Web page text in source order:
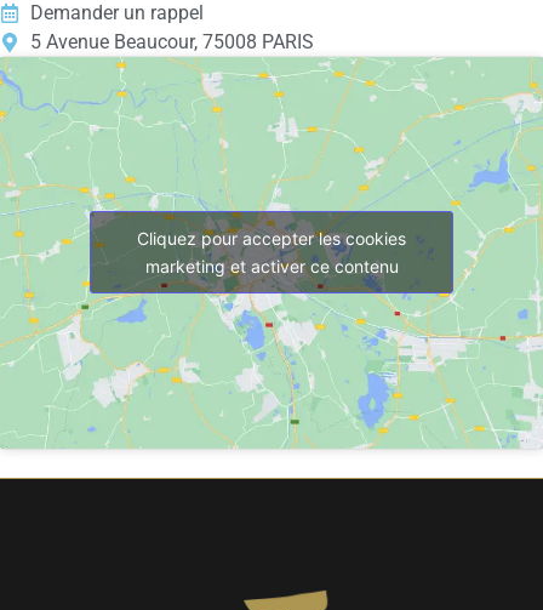
Demander un rappel
5 Avenue Beaucour, 75008 PARIS
Cliquez pour accepter les cookies
marketing et activer ce contenu